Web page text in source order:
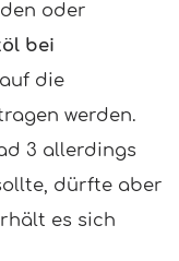
oder
bei
die
werden.
3 allerdings
dürfte aber
es sich